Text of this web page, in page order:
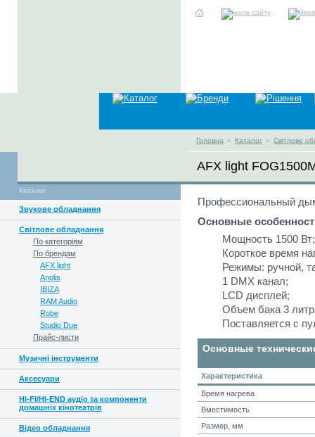
Головна » Каталог » Світлове
AFX light
Каталог
Звукове обладнання
Світлове обладнання
По категоріям
По брендам
AFX light
Anolis
IBIZA
RAM Audio
Robe
Studio Due
Прайс-листи
Музичні інструменти
Аксесуари
HI-FI/HI-END аудіо та компоненти
домашніх кінотеатрів
Відео обладнання
Профессиональный
Основные
Мощность 1500 Вт;
Короткое время
Режимы: ручной,
1 DMX канал;
LCD дисплей;
Объем бака 3
Поставляется с
Основные
Характеристика
Время нагрева
Вместимость
Размер, мм